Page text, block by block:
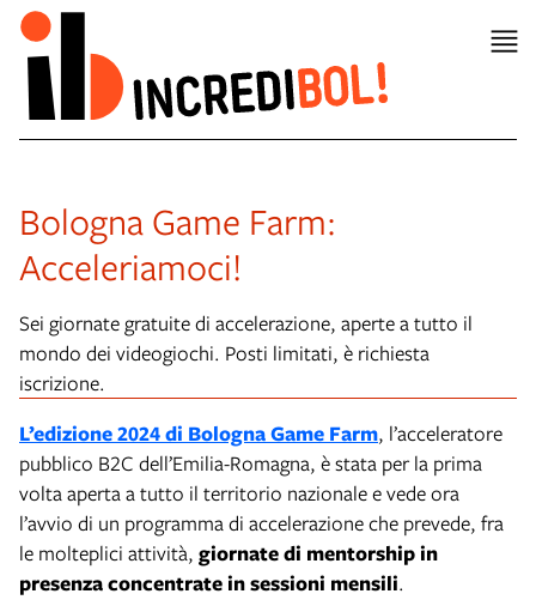
Bologna Game Farm:
Acceleriamoci!
Sei giornate gratuite di accelerazione, aperte a tutto il
mondo dei videogiochi. Posti limitati, è richiesta
iscrizione.
L’edizione 2024 di Bologna Game Farm, l’acceleratore
pubblico B2C dell’Emilia-Romagna, è stata per la prima
volta aperta a tutto il territorio nazionale e vede ora
l’avvio di un programma di accelerazione che prevede, fra
le molteplici attività, giornate di mentorship in
presenza concentrate in sessioni mensili.